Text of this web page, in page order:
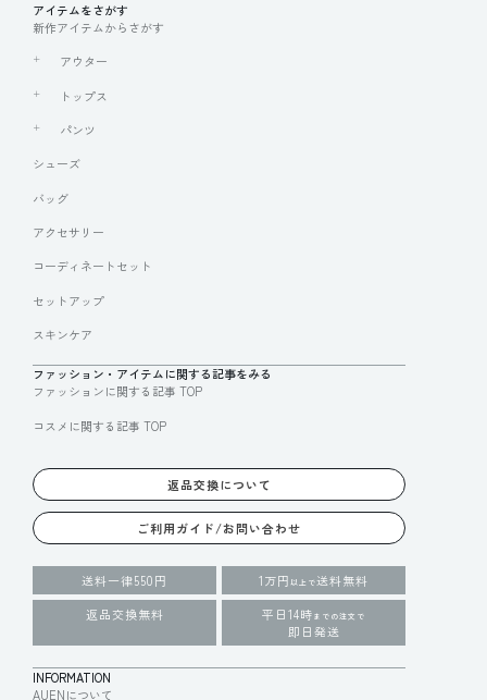
アイテムをさがす
新作アイテムからさがす
アウター
トップス
パンツ
シューズ
バッグ
アクセサリー
コーディネートセット
セットアップ
スキンケア
ファッション・アイテムに関する記事をみる
ファッションに関する記事 TOP
コスメに関する記事 TOP
返品交換について
ご利用ガイド/お問い合わせ
送料一律550円 1万円 以上で送料無料
返品交換無料
平日14時 までの注文で
即日発送
INFORMATION
AUENについて